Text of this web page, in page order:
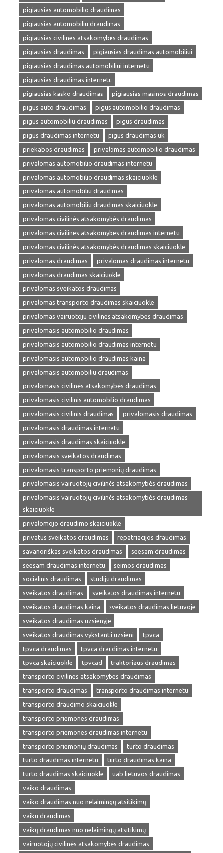
pigiausias automobilio draudimas
pigiausias automobiliu draudimas
pigiausias civilines atsakomybes draudimas
pigiausias draudimas
pigiausias draudimas automobiliui
pigiausias draudimas automobiliui internetu
pigiausias draudimas internetu
pigiausias kasko draudimas
pigiausias masinos draudimas
pigus auto draudimas
pigus automobilio draudimas
pigus automobiliu draudimas
pigus draudimas
pigus draudimas internetu
pigus draudimas uk
priekabos draudimas
privalomas automobilio draudimas
privalomas automobilio draudimas internetu
privalomas automobilio draudimas skaiciuokle
privalomas automobiliu draudimas
privalomas automobiliu draudimas skaiciuokle
privalomas civilinės atsakomybės draudimas
privalomas civilines atsakomybes draudimas internetu
privalomas civilinės atsakomybės draudimas skaiciuokle
privalomas draudimas
privalomas draudimas internetu
privalomas draudimas skaiciuokle
privalomas sveikatos draudimas
privalomas transporto draudimas skaiciuokle
privalomas vairuotoju civilines atsakomybes draudimas
privalomasis automobilio draudimas
privalomasis automobilio draudimas internetu
privalomasis automobilio draudimas kaina
privalomasis automobiliu draudimas
privalomasis civilinės atsakomybės draudimas
privalomasis civilinis automobilio draudimas
privalomasis civilinis draudimas
privalomasis draudimas
privalomasis draudimas internetu
privalomasis draudimas skaiciuokle
privalomasis sveikatos draudimas
privalomasis transporto priemonių draudimas
privalomasis vairuotojų civilinės atsakomybės draudimas
privalomasis vairuotojų civilinės atsakomybės draudimas
skaiciuokle
privalomojo draudimo skaiciuokle
privatus sveikatos draudimas
repatriacijos draudimas
savanoriškas sveikatos draudimas
seesam draudimas
seesam draudimas internetu
seimos draudimas
socialinis draudimas
studiju draudimas
sveikatos draudimas
sveikatos draudimas internetu
sveikatos draudimas kaina
sveikatos draudimas lietuvoje
sveikatos draudimas uzsienyje
sveikatos draudimas vykstant i uzsieni
tpvca
tpvca draudimas
tpvca draudimas internetu
tpvca skaiciuokle
tpvcad
traktoriaus draudimas
transporto civilines atsakomybes draudimas
transporto draudimas
transporto draudimas internetu
transporto draudimo skaiciuokle
transporto priemones draudimas
transporto priemones draudimas internetu
transporto priemonių draudimas
turto draudimas
turto draudimas internetu
turto draudimas kaina
turto draudimas skaiciuokle
uab lietuvos draudimas
vaiko draudimas
vaiko draudimas nuo nelaimingų atsitikimų
vaiku draudimas
vaikų draudimas nuo nelaimingų atsitikimų
vairuotojų civilinės atsakomybės draudimas